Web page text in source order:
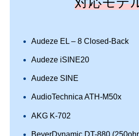
Audeze EL – 8 Closed-Back
Audeze iSINE20
Audeze SINE
AudioTechnica ATH-M50x
AKG K-702
BeyerDynamic DT-880